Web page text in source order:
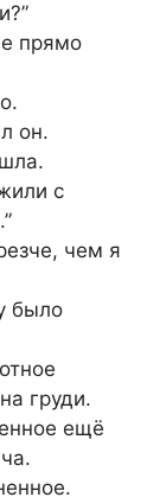
прямо
он.
с
чем я
было
груди.
ещё